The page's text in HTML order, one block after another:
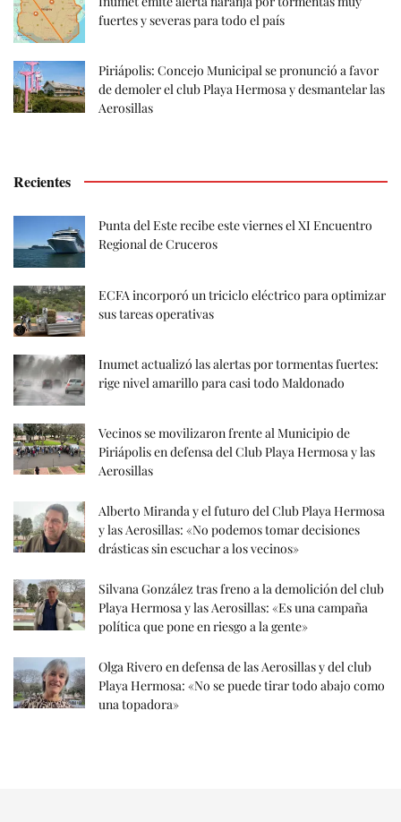
fuertes y severas para todo el país
Piriápolis: Concejo Municipal se pronunció a favor
de demoler el club Playa Hermosa y desmantelar las
Aerosillas
Recientes
Punta del Este recibe este viernes el XI Encuentro
Regional de Cruceros
ECFA incorporó un triciclo eléctrico para optimizar
sus tareas operativas
Inumet actualizó las alertas por tormentas fuertes:
rige nivel amarillo para casi todo Maldonado
Vecinos se movilizaron frente al Municipio de
Piriápolis en defensa del Club Playa Hermosa y las
Aerosillas
Alberto Miranda y el futuro del Club Playa Hermosa
y las Aerosillas: «No podemos tomar decisiones
drásticas sin escuchar a los vecinos»
Silvana González tras freno a la demolición del club
Playa Hermosa y las Aerosillas: «Es una campaña
política que pone en riesgo a la gente»
Olga Rivero en defensa de las Aerosillas y del club
Playa Hermosa: «No se puede tirar todo abajo como
una topadora»